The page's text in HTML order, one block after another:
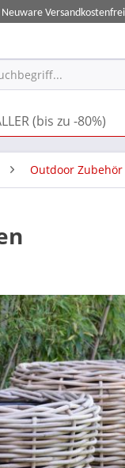
Neuware Versandkostenfrei
(bis zu -80%)
Outdoor Zubehör